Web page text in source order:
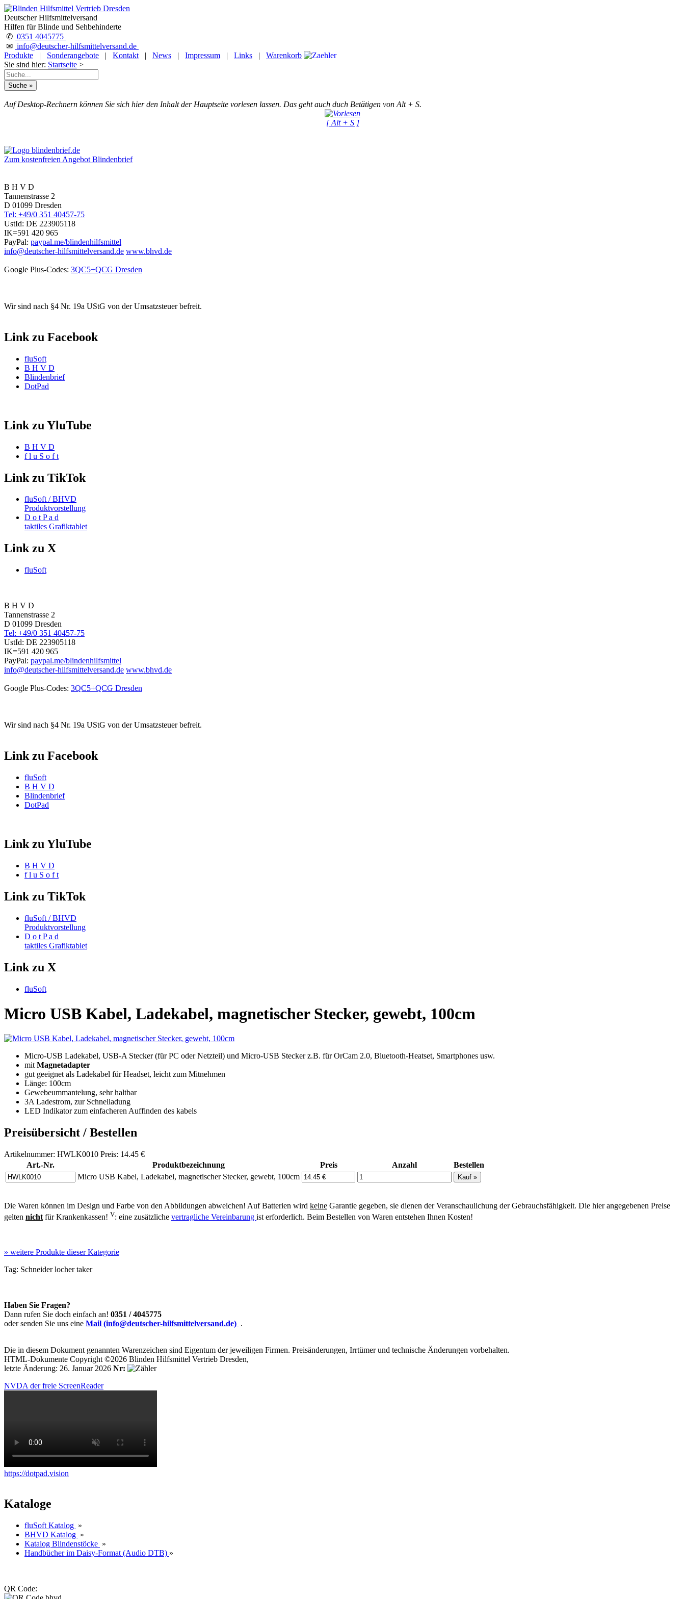
Deutscher Hilfsmittelversand
Hilfen für Blinde und Sehbehinderte
✆ 0351 4045775
✉ info@deutscher-hilfsmittelversand.de
Produkte
| Sonderangebote | Kontakt | News | Impressum | Links |
Warenkorb
Sie sind hier: Startseite >
Auf Desktop-Rechnern können Sie sich hier den Inhalt der Hauptseite vorlesen lassen. Das geht auch duch Betätigen von Alt + S.
[ Alt + S ]
Zum kostenfreien Angebot Blindenbrief
B H V D
Tannenstrasse 2
D 01099 Dresden
Tel: +49/0 351 40457-75
UstId: DE 223905118
IK=591 420 965
PayPal: paypal.me/blindenhilfsmittel
info@deutscher-hilfsmittelversand.de www.bhvd.de
Google Plus-Codes: 3QC5+QCG Dresden
Wir sind nach §4 Nr. 19a UStG von der Umsatzsteuer befreit.
Link zu Facebook
fluSoft
B H V D
Blindenbrief
DotPad
Link zu YluTube
B H V D
f l u S o f t
Link zu TikTok
fluSoft / BHVD
Produktvorstellung
D o t P a d
taktiles Grafiktablet
Link zu X
fluSoft
B H V D
Tannenstrasse 2
D 01099 Dresden
Tel: +49/0 351 40457-75
UstId: DE 223905118
IK=591 420 965
PayPal: paypal.me/blindenhilfsmittel
info@deutscher-hilfsmittelversand.de www.bhvd.de
Google Plus-Codes: 3QC5+QCG Dresden
Wir sind nach §4 Nr. 19a UStG von der Umsatzsteuer befreit.
Link zu Facebook
fluSoft
B H V D
Blindenbrief
DotPad
Link zu YluTube
B H V D
f l u S o f t
Link zu TikTok
fluSoft / BHVD
Produktvorstellung
D o t P a d
taktiles Grafiktablet
Link zu X
fluSoft
Micro USB Kabel, Ladekabel, magnetischer Stecker, gewebt, 100cm
Micro-USB Ladekabel, USB-A Stecker (für PC oder Netzteil) und Micro-USB Stecker z.B. für OrCam 2.0, Bluetooth-Heatset, Smartphones usw.
mit Magnetadapter
gut geeignet als Ladekabel für Headset, leicht zum Mitnehmen
Länge: 100cm
Gewebeummantelung, sehr haltbar
3A Ladestrom, zur Schnelladung
LED Indikator zum einfacheren Auffinden des kabels
Preisübersicht / Bestellen
Artikelnummer: HWLK0010 Preis: 14.45 €
Art.-Nr.
Produktbezeichnung Preis Anzahl
Bestellen
Micro USB Kabel, Ladekabel, magnetischer Stecker, gewebt, 100cm
Die Waren können im Design und Farbe von den Abbildungen abweichen! Auf Batterien wird keine Garantie gegeben, sie dienen der Veranschaulichung der Gebrauchsfähigkeit. Die hier angegebenen Preise
gelten nichtfür Krankenkassen! V: eine zusätzliche vertragliche Vereinbarung ist erforderlich. Beim Bestellen von Waren entstehen Ihnen Kosten!
» weitere Produkte dieser Kategorie
Tag: Schneiderlochertaker
Haben Sie Fragen?
Dann rufen Sie doch einfach an! 0351 / 4045775
oder senden Sie uns eine Mail (info@deutscher-hilfsmittelversand.de) .
Die in diesem Dokument genannten Warenzeichen sind Eigentum der jeweiligen Firmen. Preisänderungen, Irrtümer und technische Änderungen vorbehalten.
HTML-Dokumente Copyright ©2026 Blinden Hilfsmittel Vertrieb Dresden,
letzte Änderung: 26. Januar 2026 Nr:
NVDA der freie ScreenReader
https://dotpad.vision
Kataloge
fluSoft Katalog »
BHVD Katalog »
Katalog Blindenstöcke »
Handbücher im Daisy-Format (Audio DTB) »
QR Code: